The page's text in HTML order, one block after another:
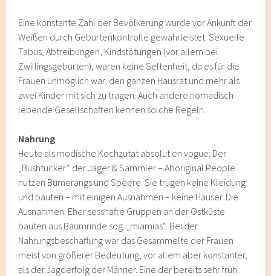
Eine konstante Zahl der Bevölkerung wurde vor Ankunft der
Weißen durch Geburtenkontrolle gewährleistet. Sexuelle
Tabus, Abtreibungen, Kindstötungen (vor allem bei
Zwillingsgeburten), waren keine Seltenheit, da es für die
Frauen unmöglich war, den ganzen Hausrat und mehr als
zwei Kinder mit sich zu tragen. Auch andere nomadisch
lebende Gesellschaften kennen solche Regeln.
Nahrung
Heute als modische Kochzutat absolut en vogue: Der
„Bushtucker“ der Jäger & Sammler – Aboriginal People
nutzen Bumerangs und Speere. Sie trugen keine Kleidung
und bauten – mit einigen Ausnahmen – keine Häuser. Die
Ausnahmen: Eher sesshafte Gruppen an der Ostküste
bauten aus Baumrinde sog. „miamias“. Bei der
Nahrungsbeschaffung war das Gesammelte der Frauen
meist von größerer Bedeutung, vor allem aber konstanter,
als der Jagderfolg der Männer. Eine der bereits sehr früh